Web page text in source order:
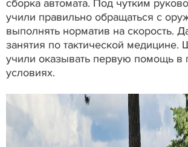
сборка автомата. Под чутким
учили правильно обращаться с
выполнять норматив на скорость.
занятия по тактической медицине.
учили оказывать первую помощь в
условиях.